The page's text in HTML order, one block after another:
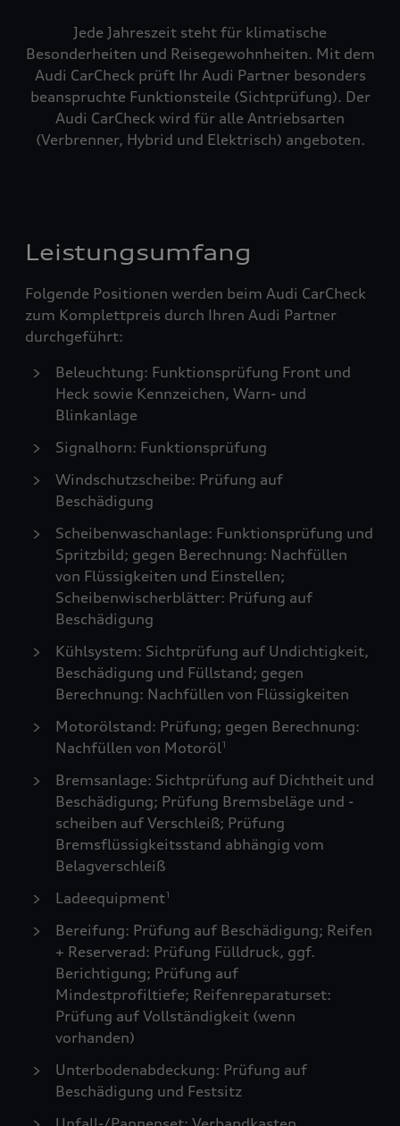
Jede Jahreszeit steht für klimatische
Besonderheiten und Reisegewohnheiten. Mit dem
Audi CarCheck prüft Ihr Audi Partner besonders
beanspruchte Funktionsteile (Sichtprüfung). Der
Audi CarCheck wird für alle Antriebsarten
(Verbrenner, Hybrid und Elektrisch) angeboten.
Leistungsumfang
Folgende Positionen werden beim Audi CarCheck
zum Komplettpreis durch Ihren Audi Partner
durchgeführt:
Beleuchtung: Funktionsprüfung Front und
Heck sowie Kennzeichen, Warn- und
Blinkanlage
Signalhorn: Funktionsprüfung
Windschutzscheibe: Prüfung auf
Beschädigung
Scheibenwaschanlage: Funktionsprüfung und
Spritzbild; gegen Berechnung: Nachfüllen
von Flüssigkeiten und Einstellen;
Scheibenwischerblätter: Prüfung auf
Beschädigung
Kühlsystem: Sichtprüfung auf Undichtigkeit,
Beschädigung und Füllstand; gegen
Berechnung: Nachfüllen von Flüssigkeiten
Motorölstand: Prüfung; gegen Berechnung:
Nachfüllen von Motoröl1
Bremsanlage: Sichtprüfung auf Dichtheit und
Beschädigung; Prüfung Bremsbeläge und -
scheiben auf Verschleiß; Prüfung
Bremsflüssigkeitsstand abhängig vom
Belagverschleiß
Ladeequipment1
Bereifung: Prüfung auf Beschädigung; Reifen
+ Reserverad: Prüfung Fülldruck, ggf.
Berichtigung; Prüfung auf
Mindestprofiltiefe; Reifenreparaturset:
Prüfung auf Vollständigkeit (wenn
vorhanden)
Unterbodenabdeckung: Prüfung auf
Beschädigung und Festsitz